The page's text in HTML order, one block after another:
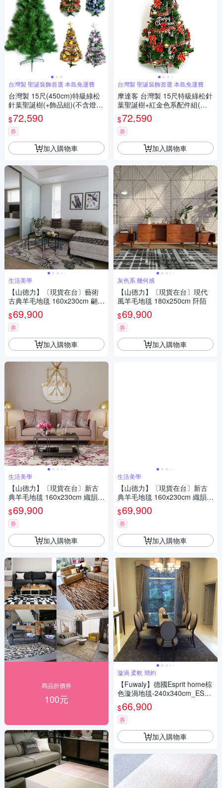
台灣製 聖誕裝飾首選 本島免運費
台灣製 15尺(450cm)特級綠松
針葉聖誕樹(+飾品組)(不含燈)
本島免運費
$72,590
券
加入購物車
生活美學
【山德力】〔現貨在台〕藝術
古典羊毛地毯 160x230cm 翩飛
藍
$69,900
券
加入購物車
生活美學
【山德力】〔現貨在台〕新古
典羊毛地毯 160x230cm 織韻
粉
$69,900
券
加入購物車
商品折價券
100元
台灣製 聖誕裝飾首選 本島免運費
摩達客 台灣製 15尺特級綠松針
葉聖誕樹+紅金色系配件組(不
含燈) 本島免運費
$72,590
券
加入購物車
灰色系 幾何感
【山德力】〔現貨在台〕現代
風羊毛地毯 180x250cm 阡陌
$69,900
券
加入購物車
生活美學
【山德力】〔現貨在台〕新古
典羊毛地毯 160x230cm 織韻
金
$69,900
券
加入購物車
漩渦 柔軟 簡約
【Fuwaly】德國Esprit home棕
色漩渦地毯-240x340cm_ESP3
307-08_漩渦 柔軟 簡約
$66,900
券
加入購物車